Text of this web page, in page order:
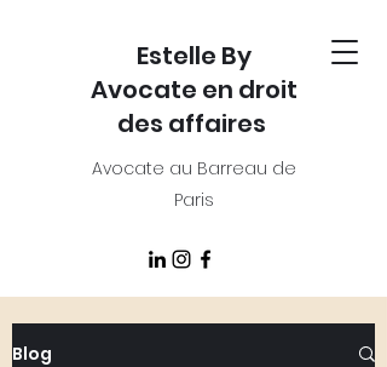
Estelle By
Avocate en droit
des affaires
Avocate au Barreau de
Paris
Blog